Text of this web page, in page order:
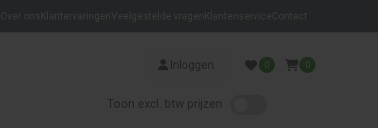
Over ons KlantervaringenVeelgestelde vragen KlantenserviceContact
Inloggen 0
Toon excl. btw prijzen
0